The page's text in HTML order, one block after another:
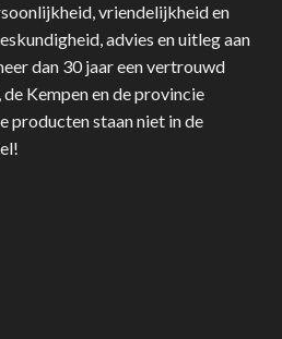
vriendelijkheid en
advies en uitleg aan
dan 30 jaar een vertrouwd
Kempen en de provincie
producten staan niet in de